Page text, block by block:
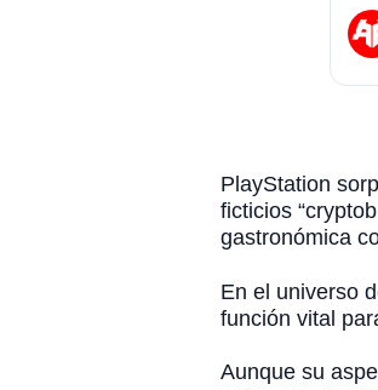
PlayStation
ficticios
gastronómica
En el universo
función vital
Aunque su